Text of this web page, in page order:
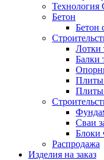
Бетон
Бетон
Лотки
Балки
Плиты
Плиты
Сваи
Распродажа
Изделия на заказ